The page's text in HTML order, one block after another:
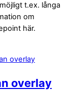
t.ex. långa
om
här.
overlay